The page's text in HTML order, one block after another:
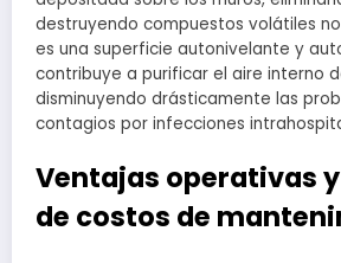
destruyendo compuestos volátiles
es una superficie autonivelante y
contribuye a purificar el aire interno
disminuyendo drásticamente las
contagios por infecciones
Ventajas operativas
de costos de